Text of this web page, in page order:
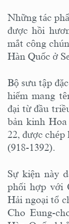
Những tác
được hồi
mắt công
Hàn Quốc ở
Bộ sưu tập
hiếm mang
đại từ đầu
bản kinh
22, được
(918-1392).
Sự kiện này
phối hợp với
Hải ngoại tổ
Cho Eung-